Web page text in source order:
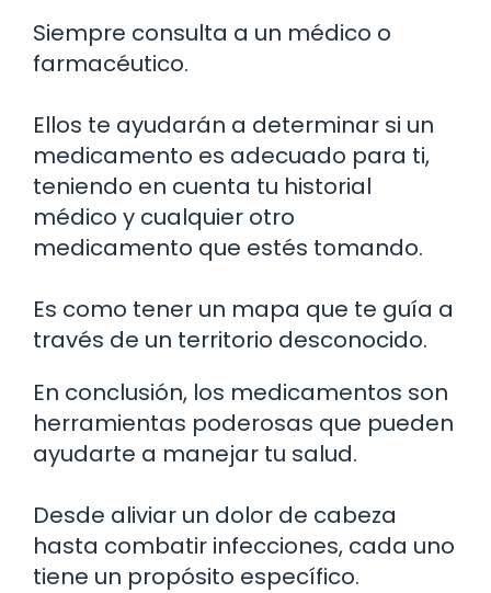
Siempre consulta a un médico o
farmacéutico.
Ellos te ayudarán a determinar si un
medicamento es adecuado para ti,
teniendo en cuenta tu historial
médico y cualquier otro
medicamento que estés tomando.
Es como tener un mapa que te guía a
través de un territorio desconocido.
En conclusión, los medicamentos son
herramientas poderosas que pueden
ayudarte a manejar tu salud.
Desde aliviar un dolor de cabeza
hasta combatir infecciones, cada uno
tiene un propósito específico.